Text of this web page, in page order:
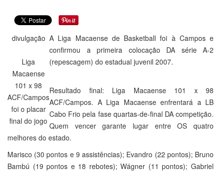
divulgação
Liga
Macaense
101 x 98
ACF/Campos
foi o placar
final do jogo
A Liga Macaense de Basketball foi à Campos e
confirmou a primeira colocação DA série A-2
(repescagem) do estadual juvenil 2007.
Resultado final: Liga Macaense 101 x 98
ACF/Campos. A Liga Macaense enfrentará a LB
Cabo Frio pela fase quartas-de-final DA competição.
Quem vencer garante lugar entre OS quatro
melhores do estado.
Marisco (30 pontos e 9 assistências); Evandro (22 pontos); Bruno
Bambú (19 pontos e 18 rebotes); Wágner (11 pontos); Gabriel